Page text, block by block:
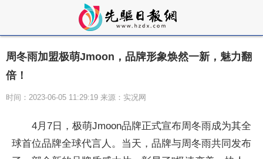
周冬雨加盟极萌Jmoon，品牌形象焕然一新，魅力翻
倍！
时间：2023-06-05 11:29:19 来源：实况网
4月7日，极萌Jmoon品牌正式宣布周冬雨成为其全
球首位品牌全球代言人。当天，品牌与周冬雨共同发布